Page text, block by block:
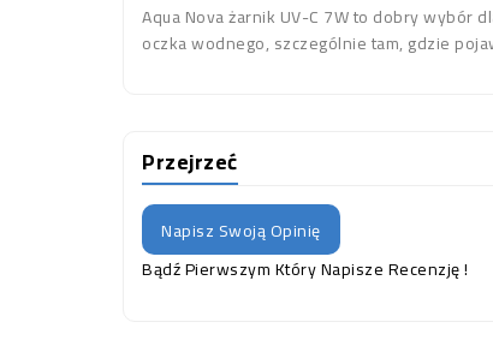
Aqua Nova żarnik UV-C 7W to dobry wybór
oczka wodnego, szczególnie tam, gdzie
Przejrzeć
Napisz Swoją Opinię
Bądź Pierwszym Który Napisze Recenzję !